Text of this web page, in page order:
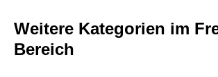
Weitere Kategorien im
Bereich